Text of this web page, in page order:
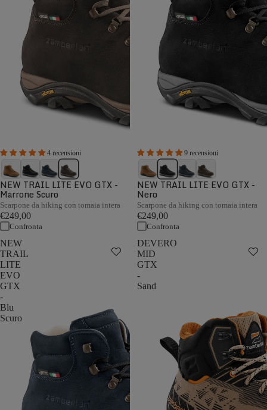
4 recensioni
NEW TRAIL LITE EVO GTX -
Marrone Scuro
Scarpone da hiking con tomaia intera
€249,00
Confronta
9 recensioni
NEW TRAIL LITE EVO GTX -
Nero
Scarpone da hiking con tomaia intera
€249,00
Confronta
NEW
TRAIL
LITE
EVO
GTX
-
Blu
Scuro
DEVERO
MID
GTX
-
Sand